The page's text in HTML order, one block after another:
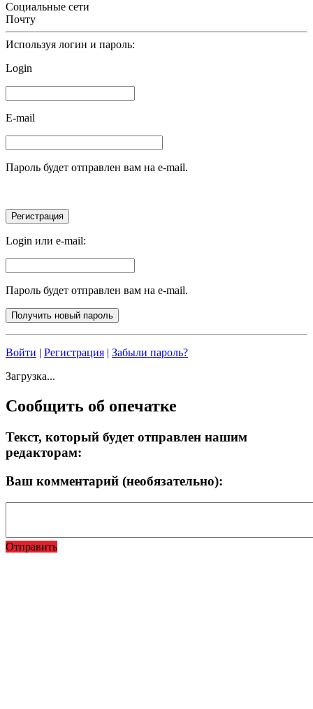
Социальные сети
Почту
Используя логин и пароль:
Login
E-mail
Пароль будет отправлен вам на e-mail.
Login или e-mail:
Пароль будет отправлен вам на e-mail.
Войти | Регистрация | Забыли пароль?
Загрузка...
Сообщить об опечатке
Текст, который будет отправлен нашим
редакторам:
Ваш комментарий (необязательно):
Отправить